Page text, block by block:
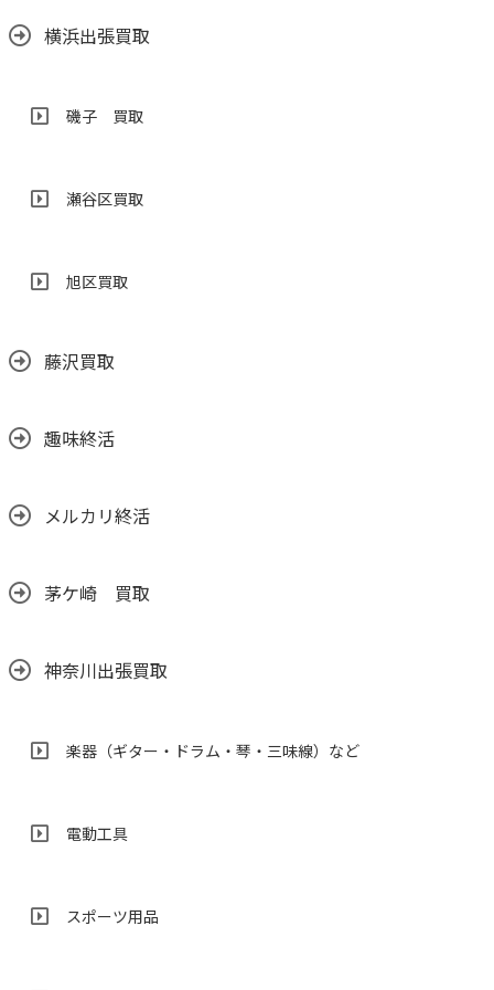
横浜出張買取
磯子 買取
瀬谷区買取
旭区買取
藤沢買取
趣味終活
メルカリ終活
茅ケ崎 買取
神奈川出張買取
楽器（ギター・ドラム・琴・三味線）など
電動工具
スポーツ用品